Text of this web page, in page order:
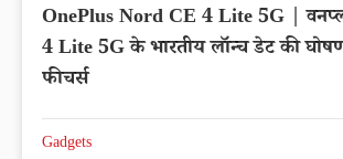
OnePlus Nord CE 4 Lite 5G |
4 Lite 5G के भारतीय लॉन्च डेट की
फीचर्स
Gadgets